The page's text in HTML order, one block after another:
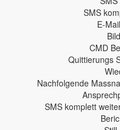
SMS
E-
CMD
Quittierungs
Nachfolgende
SMS komplett